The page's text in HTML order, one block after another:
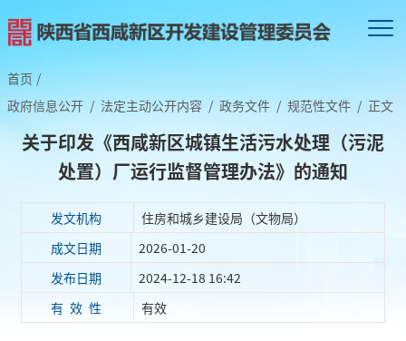
首页 /
政府信息公开 / 法定主动公开内容 / 政务文件 / 规范性文件 / 正文
关于印发《西咸新区城镇生活污水处理（污泥
处置）厂运行监督管理办法》的通知
发文机构
住房和城乡建设局（文物局）
成文日期
2026-01-20
发布日期
2024-12-18 16:42
有 效 性
有效